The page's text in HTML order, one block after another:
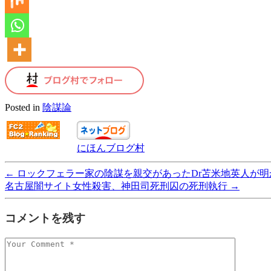
Posted in 陰謀論
にほんブログ村
← ロックフェラー家の陰謀を親交があったDr苫米地英人が
名古屋闇サイト女性殺害、神田司死刑囚の死刑執行 →
コメントを残す